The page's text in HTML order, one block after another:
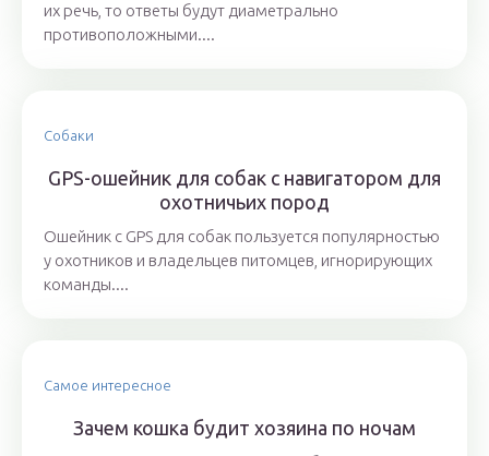
их речь, то ответы будут диаметрально
противоположными....
Собаки
GPS-ошейник для собак с навигатором для
охотничьих пород
Ошейник с GPS для собак пользуется популярностью
у охотников и владельцев питомцев, игнорирующих
команды....
Самое интересное
Зачем кошка будит хозяина по ночам